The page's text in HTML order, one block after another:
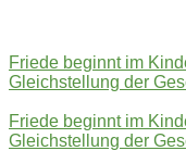
Friede beginnt im
Gleichstellung der
Friede beginnt im
Gleichstellung der